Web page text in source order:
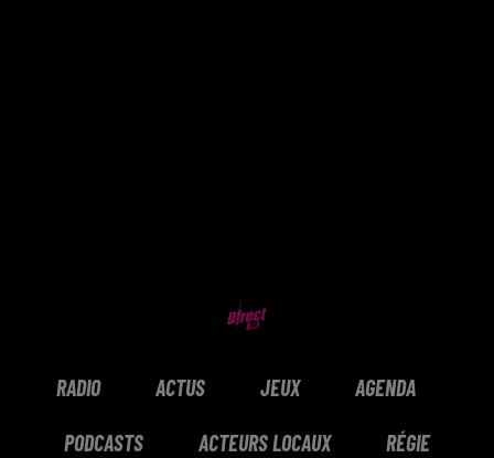
RADIO ACTUS JEUX AGENDA
PODCASTS ACTEURS LOCAUX RÉGIE